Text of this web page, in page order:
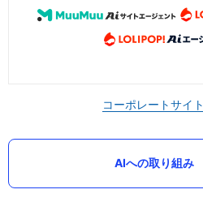
コーポレートサイト
AIへの取り組み